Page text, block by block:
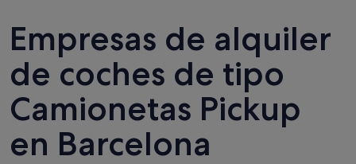
Empresas de alquiler
de coches de tipo
Camionetas Pickup
en Barcelona